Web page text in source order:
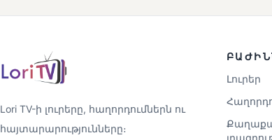
Lori TV-ի լուրերը, հաղորդումներն ու
հայտարարությունները։
Լուրեր